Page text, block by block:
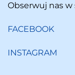
Obserwuj nas w
FACEBOOK
INSTAGRAM